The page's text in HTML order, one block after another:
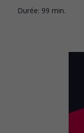
Durée: 99 min.